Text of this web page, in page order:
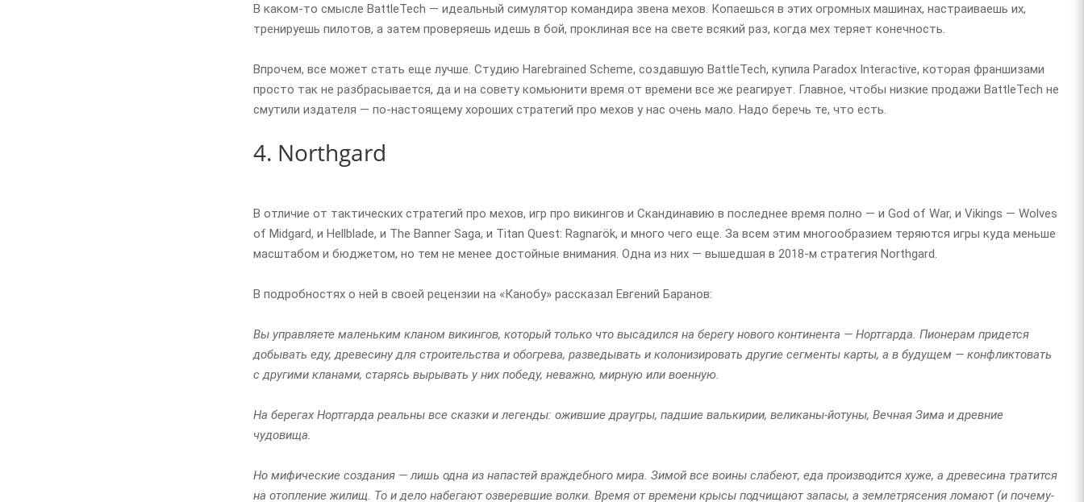
В каком-то смысле BattleTech — идеальный симулятор командира звена мехов. Копаешься в этих огромных машинах, настраиваешь их,
тренируешь пилотов, а затем проверяешь идешь в бой, проклиная все на свете всякий раз, когда мех теряет конечность.
Впрочем, все может стать еще лучше. Студию Harebrained Scheme, создавшую BattleTech, купила Paradox Interactive, которая франшизами
просто так не разбрасывается, да и на совету комьюнити время от времени все же реагирует. Главное, чтобы низкие продажи BattleTech не
смутили издателя — по-настоящему хороших стратегий про мехов у нас очень мало. Надо беречь те, что есть.
4. Northgard
В отличие от тактических стратегий про мехов, игр про викингов и Скандинавию в последнее время полно — и God of War, и Vikings — Wolves
of Midgard, и Hellblade, и The Banner Saga, и Titan Quest: Ragnarök, и много чего еще. За всем этим многообразием теряются игры куда меньше
масштабом и бюджетом, но тем не менее достойные внимания. Одна из них — вышедшая в 2018-м стратегия Northgard.
В подробностях о ней в своей рецензии на «Канобу» рассказал Евгений Баранов:
Вы управляете маленьким кланом викингов, который только что высадился на берегу нового континента — Нортгарда. Пионерам придется
добывать еду, древесину для строительства и обогрева, разведывать и колонизировать другие сегменты карты, а в будущем — конфликтовать
с другими кланами, старясь вырывать у них победу, неважно, мирную или военную.
На берегах Нортгарда реальны все сказки и легенды: ожившие драугры, падшие валькирии, великаны-йотуны, Вечная Зима и древние
чудовища.
Но мифические создания — лишь одна из напастей враждебного мира. Зимой все воины слабеют, еда производится хуже, а древесина тратится
на отопление жилищ. То и дело набегают озверевшие волки. Время от времени крысы подчищают запасы, а землетрясения ломают (и почему-